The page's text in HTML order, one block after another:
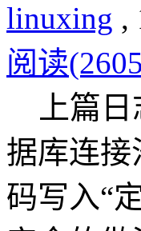
linuxing ,
阅读
上篇日
据库连
码写入“